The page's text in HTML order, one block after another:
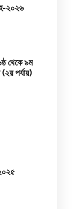
২০২৬
থেকে ৯ম
(২য় পর্যায়)